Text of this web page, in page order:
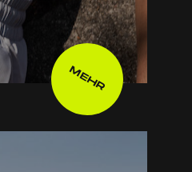
MEHR